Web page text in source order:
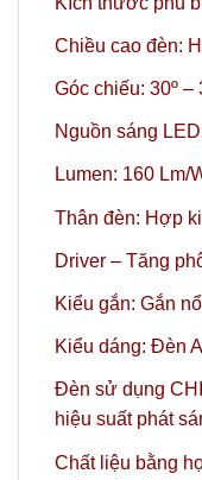
Chiều cao đèn:
Góc chiếu: 30º –
Nguồn sáng
Lumen: 160 Lm/
Thân đèn: Hợp
Driver – Tăng
Kiểu gắn: Gắn
Kiểu dáng: Đèn
Đèn sử dụng
hiệu suất phát
Chất liệu bằng